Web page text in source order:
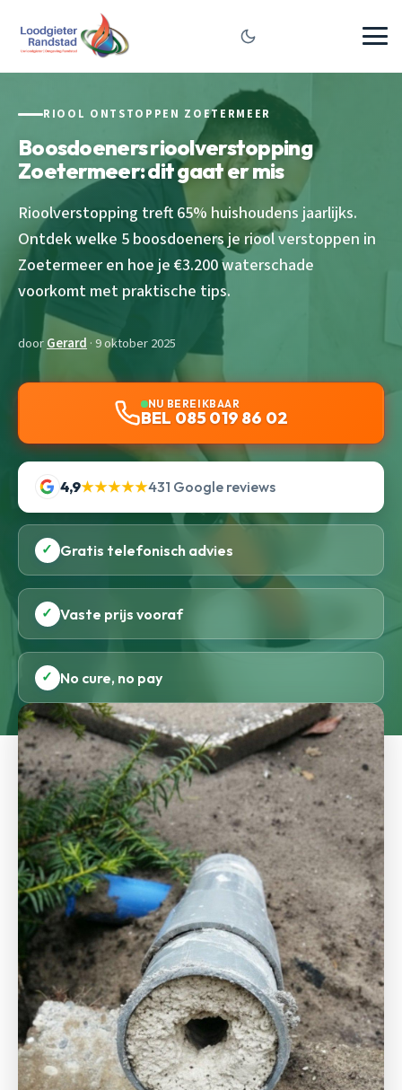
RIOOL ONTSTOPPEN ZOETERMEER
Boosdoeners rioolverstopping
Zoetermeer: dit gaat er mis
Rioolverstopping treft 65% huishoudens jaarlijks.
Ontdek welke 5 boosdoeners je riool verstoppen in
Zoetermeer en hoe je €3.200 waterschade
voorkomt met praktische tips.
doorGerard · 9 oktober 2025
NU BEREIKBAAR
BEL 085 019 86 02
4,9★★★★★431 Google reviews
✓ Gratis telefonisch advies
✓ Vaste prijs vooraf
✓ No cure, no pay